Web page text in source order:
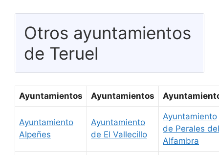
Otros ayuntamientos
de Teruel
Ayuntamientos Ayuntamientos
Ayuntamiento
Alpeñes
Ayuntamiento
de El Vallecillo
Ayuntamiento
de Perales del
Alfambra